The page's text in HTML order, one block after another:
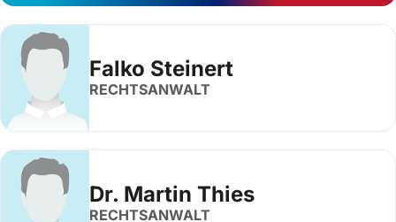
Falko Steinert
RECHTSANWALT
Dr. Martin Thies
RECHTSANWALT